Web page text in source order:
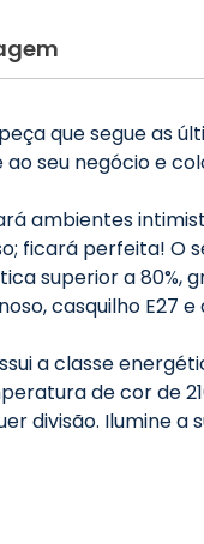
que segue as
seu negócio e
ambientes
ficará perfeita! O
superior a 80%,
casquilho E27 e
a classe
de cor de
divisão. Ilumine a